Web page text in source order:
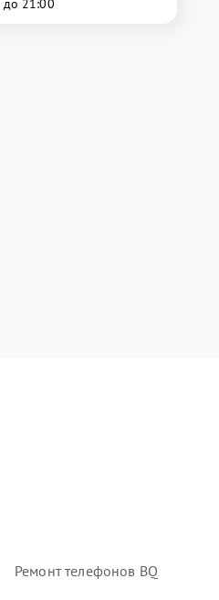
до 21:00
Ремонт телефонов BQ